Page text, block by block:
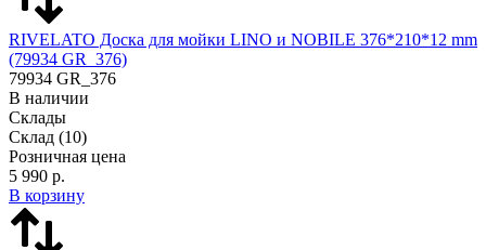
RIVELATO Доска для мойки LINO и NOBILE 376*210*12 mm
(79934 GR_376)
79934 GR_376
В наличии
Склады
Склад (10)
Розничная цена
5 990 р.
В корзину